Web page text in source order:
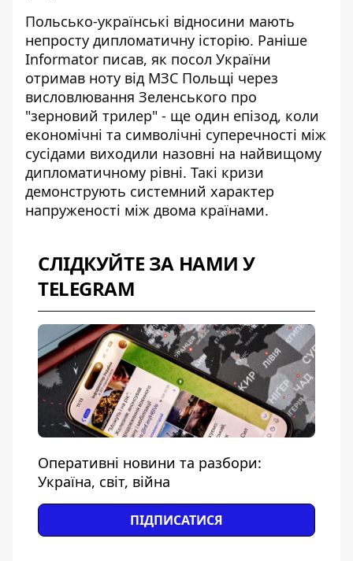
Польсько-українські відносини мають
непросту дипломатичну історію. Раніше
Informator писав, як посол України
отримав ноту від МЗС Польщі через
висловлювання Зеленського про
"зерновий трилер" - ще один епізод, коли
економічні та символічні суперечності між
сусідами виходили назовні на найвищому
дипломатичному рівні. Такі кризи
демонструють системний характер
напруженості між двома країнами.
СЛІДКУЙТЕ ЗА НАМИ У
TELEGRAM
Оперативні новини та разбори:
Україна, світ, війна
ПІДПИСАТИСЯ